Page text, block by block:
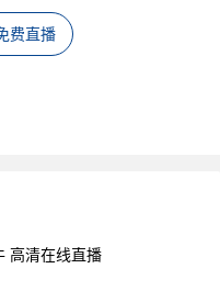
费直播
高清在线直播